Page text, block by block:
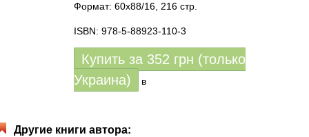
Формат: 60x88/16, 216 стр.
ISBN: 978-5-88923-110-3
Купить за 352 грн (только
Украина)
в
Другие книги автора: